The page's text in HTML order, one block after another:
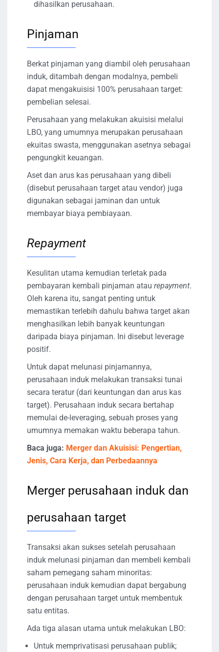
dihasilkan perusahaan.
Pinjaman
Berkat pinjaman yang diambil oleh perusahaan
induk, ditambah dengan modalnya, pembeli
dapat mengakuisisi 100% perusahaan target:
pembelian selesai.
Perusahaan yang melakukan akuisisi melalui
LBO, yang umumnya merupakan perusahaan
ekuitas swasta, menggunakan asetnya sebagai
pengungkit keuangan.
Aset dan arus kas perusahaan yang dibeli
(disebut perusahaan target atau vendor) juga
digunakan sebagai jaminan dan untuk
membayar biaya pembiayaan.
Repayment
Kesulitan utama kemudian terletak pada
pembayaran kembali pinjaman atau repayment.
Oleh karena itu, sangat penting untuk
memastikan terlebih dahulu bahwa target akan
menghasilkan lebih banyak keuntungan
daripada biaya pinjaman. Ini disebut leverage
positif.
Untuk dapat melunasi pinjamannya,
perusahaan induk melakukan transaksi tunai
secara teratur (dari keuntungan dan arus kas
target). Perusahaan induk secara bertahap
memulai de-leveraging, sebuah proses yang
umumnya memakan waktu beberapa tahun.
Baca juga: Merger dan Akuisisi: Pengertian,
Jenis, Cara Kerja, dan Perbedaannya
Merger perusahaan induk dan
perusahaan target
Transaksi akan sukses setelah perusahaan
induk melunasi pinjaman dan membeli kembali
saham pemegang saham minoritas:
perusahaan induk kemudian dapat bergabung
dengan perusahaan target untuk membentuk
satu entitas.
Ada tiga alasan utama untuk melakukan LBO:
Untuk memprivatisasi perusahaan publik;